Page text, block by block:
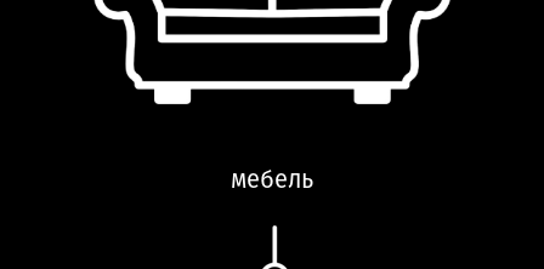
мебель